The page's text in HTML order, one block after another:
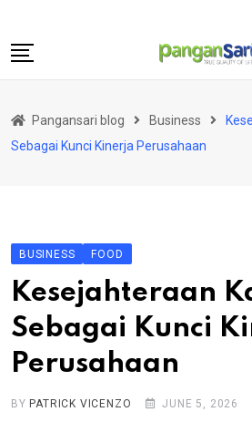
to
Food
Business
Science and Technology
Pangansari blog Business
Sebagai Kunci Kinerja Perusahaan
BUSINESS FOOD
Kesejahteraan
Sebagai Kunci
Perusahaan
BY PATRICK VICENZO JUNE 5, 2026